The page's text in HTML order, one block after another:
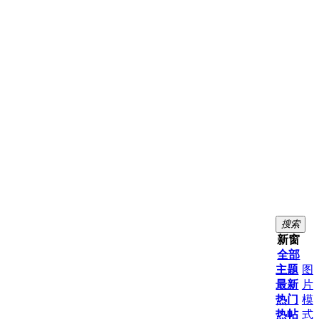
搜索
新窗
全部
主题
最新
热门
热帖
图
片
模
式